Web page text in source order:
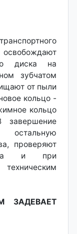
диска на
зубчатом
от пыли
кольцо -
кольцо
завершение
проверяют
и при
ЗАДЕВАЕТ